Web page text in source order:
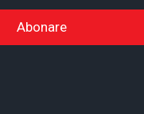
Abonare